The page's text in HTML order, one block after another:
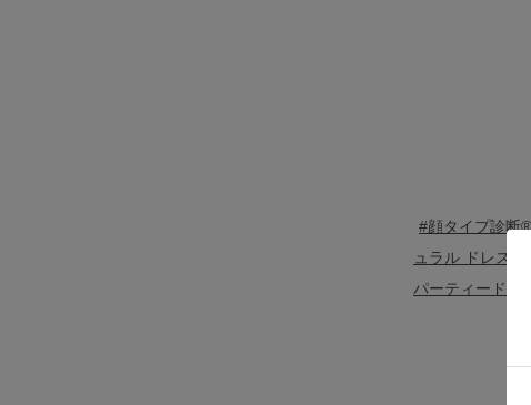
#顔タイプ診断®
ュラル ドレス
パーティードレス